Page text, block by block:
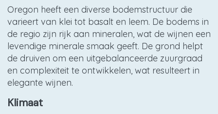
Oregon heeft een diverse bodemstructuur die
varieert van klei tot basalt en leem. De bodems in
de regio zijn rijk aan mineralen, wat de wijnen een
levendige minerale smaak geeft. De grond helpt
de druiven om een uitgebalanceerde zuurgraad
en complexiteit te ontwikkelen, wat resulteert in
elegante wijnen.
Klimaat